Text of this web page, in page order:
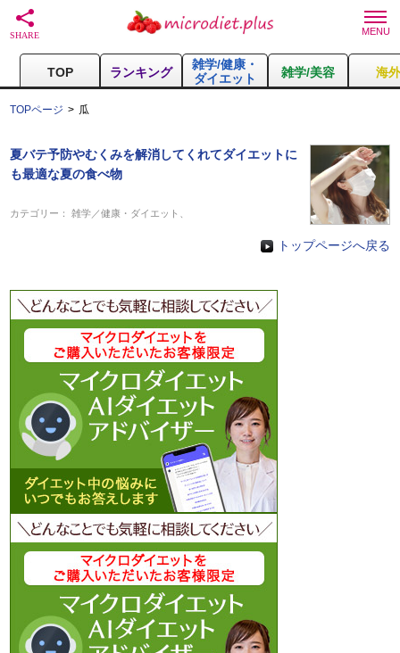
TOP ランキング
雑学/健康・
ダイエット
雑学/美容 海
TOPページ 瓜
夏バテ予防やむくみを解消してくれてダイエットに
も最適な夏の食べ物
カテゴリー：雑学／健康・ダイエット
トップページへ戻る